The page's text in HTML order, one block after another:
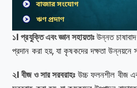
১। প্রযুক্তি এবং জ্ঞান সহায়তাঃউন্নত
প্রদান করা হয়, যা কৃষকদের দক্ষতা উন্নয়নে
২। বীজ ও সার সরবরাহঃউচ্চ ফলনশীল বীজ